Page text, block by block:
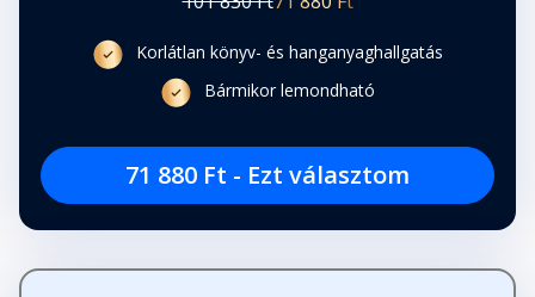
Korlátlan könyv- és hanganyaghallgatás
Bármikor lemondható
71 880 Ft - Ezt választom